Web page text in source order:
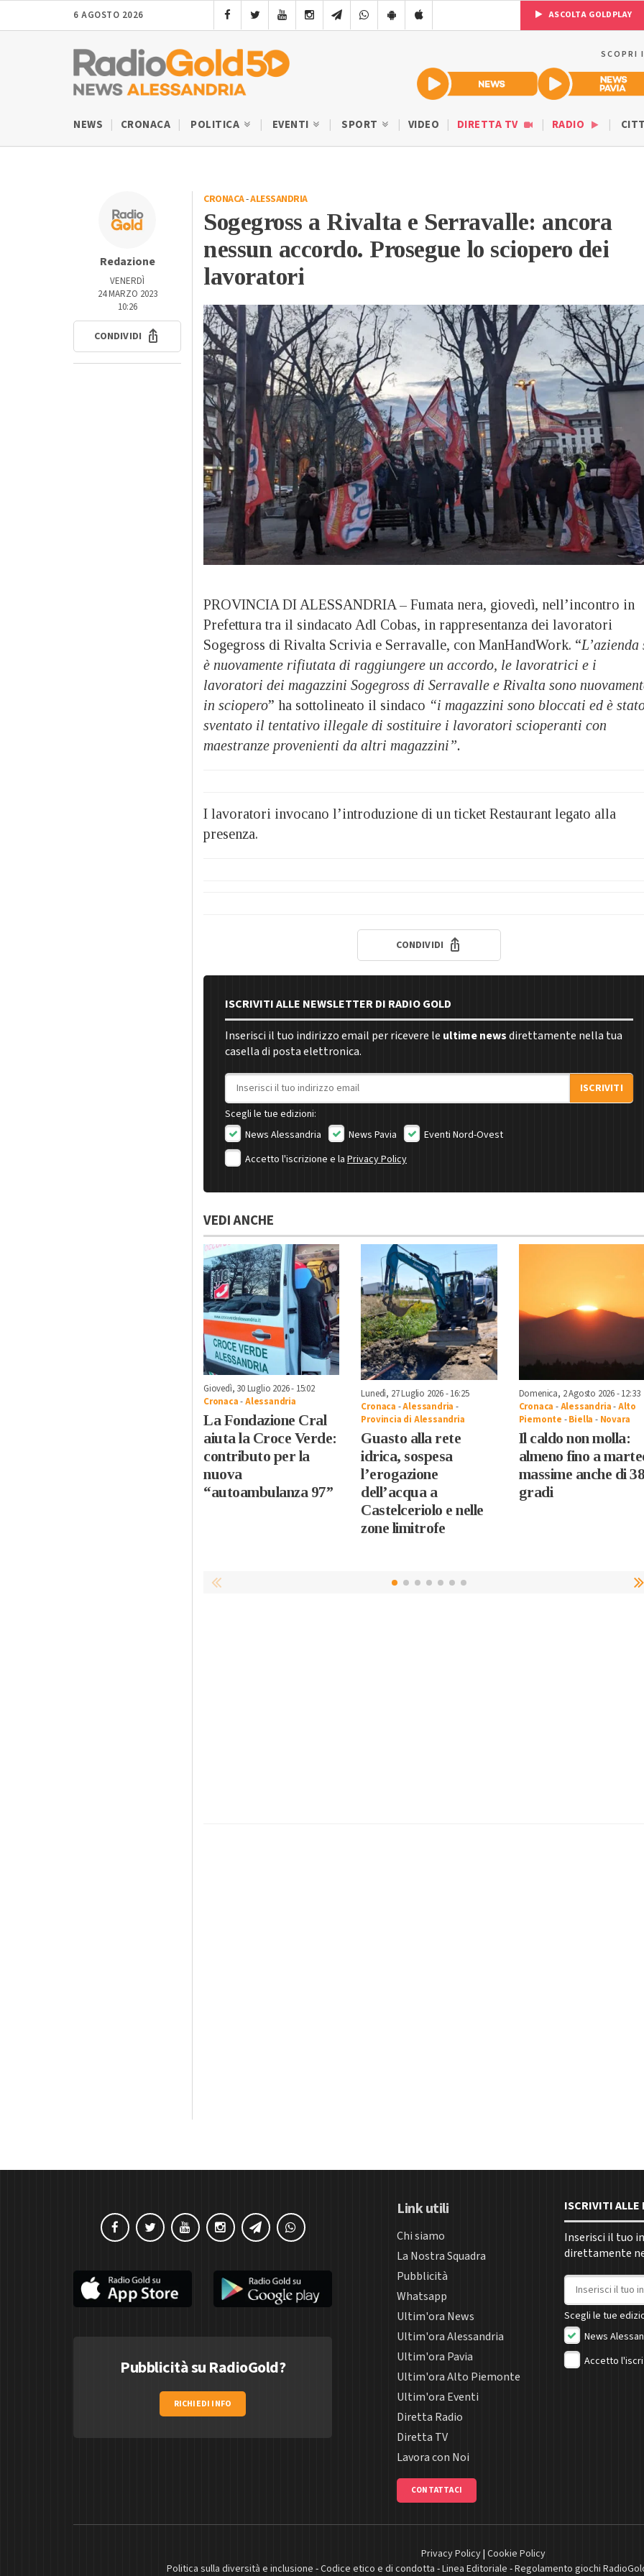
6 AGOSTO 2026 ASCOLTA GOLDPLAY
SCOPRI
NEWS CRONACA POLITICA EVENTI SPORT VIDEO DIRETTA TV RADIO
Redazione
VENERDÌ
24 MARZO 2023
10:26
CONDIVIDI
CRONACA-ALESSANDRIA
Sogegross a Rivalta e Serravalle: ancora
nessun accordo. Prosegue lo sciopero dei
lavoratori
PROVINCIA DI ALESSANDRIA – Fumata nera, giovedì, nell’incontro in
Prefettura tra il sindacato Adl Cobas, in rappresentanza dei lavoratori
Sogegross di Rivalta Scrivia e Serravalle, con ManHandWork. “L’azienda
è nuovamente rifiutata di raggiungere un accordo, le lavoratrici e i
lavoratori dei magazzini Sogegross di Serravalle e Rivalta sono
in sciopero” ha sottolineato il sindaco “i magazzini sono bloccati ed è
sventato il tentativo illegale di sostituire i lavoratori scioperanti con
maestranze provenienti da altri magazzini”.
I lavoratori invocano l’introduzione di un ticket Restaurant legato alla
presenza.
CONDIVIDI
ISCRIVITI ALLE NEWSLETTER DI RADIO GOLD
Inserisci il tuo indirizzo email per ricevere le ultime newsdirettamente nella tua
casella di posta elettronica.
Indirizzo email
ISCRIVITI
Scegli le tue edizioni:
News Alessandria
News Pavia
Eventi Nord-Ovest
Accetto l'iscrizione e la Privacy Policy
VEDI ANCHE
Giovedì, 30 Luglio 2026 - 15:02
Cronaca-Alessandria
La Fondazione Cral
aiuta la Croce Verde:
contributo per la
nuova
“autoambulanza 97”
Lunedì, 27 Luglio 2026 - 16:25
Cronaca -Alessandria -
Provincia di Alessandria
Guasto alla rete
idrica, sospesa
l’erogazione
dell’acqua a
Castelceriolo e nelle
zone limitrofe
Domenica, 2 Agosto 2026 - 12:33
Cronaca -Alessandria-Alto
Piemonte -Biella - Novara
Il caldo non molla:
almeno fino a
massime anche di 38
gradi
Pubblicità su RadioGold?
RICHIEDI INFO
Link utili
Chi siamo
La Nostra Squadra
Pubblicità
Whatsapp
Ultim'ora News
Ultim'ora Alessandria
Ultim'ora Pavia
Ultim'ora Alto Piemonte
Ultim'ora Eventi
Diretta Radio
Diretta TV
Lavora con Noi
CONTATTACI
ISCRIVITI ALLE
Inserisci il tuo
direttamente
Indirizzo email
Scegli le tue
News
Accetto
Privacy Policy| Cookie Policy
Politica sulla diversità e inclusione -Codice etico e di condotta -Linea Editoriale -Regolamento giochi